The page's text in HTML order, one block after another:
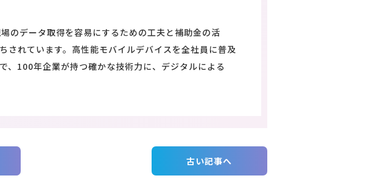
のデータ取得を容易にするための工夫と補助金の活
されています。高性能モバイルデバイスを全社員に普及
、100年企業が持つ確かな技術力に、デジタルによる
古い記事へ